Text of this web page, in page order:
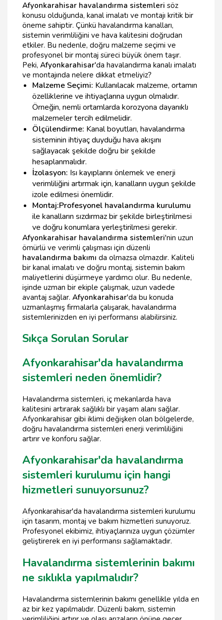
Afyonkarahisar havalandırma sistemleri söz
konusu olduğunda, kanal imalatı ve montajı kritik bir
öneme sahiptir. Çünkü havalandırma kanalları,
sistemin verimliliğini ve hava kalitesini doğrudan
etkiler. Bu nedenle, doğru malzeme seçimi ve
profesyonel bir montaj süreci büyük önem taşır.
Peki, Afyonkarahisar'da havalandırma kanalı imalatı
ve montajında nelere dikkat etmeliyiz?
Malzeme Seçimi: Kullanılacak malzeme, ortamın
özelliklerine ve ihtiyaçlarına uygun olmalıdır.
Örneğin, nemli ortamlarda korozyona dayanıklı
malzemeler tercih edilmelidir.
Ölçülendirme: Kanal boyutları, havalandırma
sisteminin ihtiyaç duyduğu hava akışını
sağlayacak şekilde doğru bir şekilde
hesaplanmalıdır.
İzolasyon: Isı kayıplarını önlemek ve enerji
verimliliğini artırmak için, kanalların uygun şekilde
izole edilmesi önemlidir.
Montaj:Profesyonel havalandırma kurulumu
ile kanalların sızdırmaz bir şekilde birleştirilmesi
ve doğru konumlara yerleştirilmesi gerekir.
Afyonkarahisar havalandırma sistemleri'nin uzun
ömürlü ve verimli çalışması için düzenli
havalandırma bakımı da olmazsa olmazdır. Kaliteli
bir kanal imalatı ve doğru montaj, sistemin bakım
maliyetlerini düşürmeye yardımcı olur. Bu nedenle,
işinde uzman bir ekiple çalışmak, uzun vadede
avantaj sağlar. Afyonkarahisar'da bu konuda
uzmanlaşmış firmalarla çalışarak, havalandırma
sistemlerinizden en iyi performansı alabilirsiniz.
Sıkça Sorulan Sorular
Afyonkarahisar'da havalandırma
sistemleri neden önemlidir?
Havalandırma sistemleri, iç mekanlarda hava
kalitesini artırarak sağlıklı bir yaşam alanı sağlar.
Afyonkarahisar gibi iklimi değişken olan bölgelerde,
doğru havalandırma sistemleri enerji verimliliğini
artırır ve konforu sağlar.
Afyonkarahisar'da havalandırma
sistemleri kurulumu için hangi
hizmetleri sunuyorsunuz?
Afyonkarahisar'da havalandırma sistemleri kurulumu
için tasarım, montaj ve bakım hizmetleri sunuyoruz.
Profesyonel ekibimiz, ihtiyaçlarınıza uygun çözümler
geliştirerek en iyi performansı sağlamaktadır.
Havalandırma sistemlerinin bakımı
ne sıklıkla yapılmalıdır?
Havalandırma sistemlerinin bakımı genellikle yılda en
az bir kez yapılmalıdır. Düzenli bakım, sistemin